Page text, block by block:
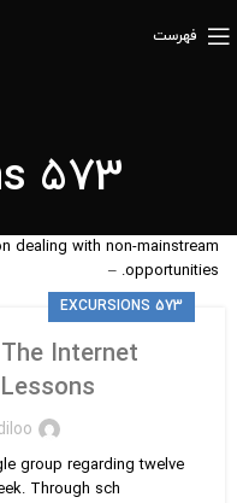
فهرست
573
dealing with non-mainstream
opportunities. –
EXCURSIONS 573
Internet
group regarding twelve
Through sch...